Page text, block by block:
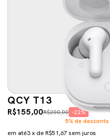
QCY T13
R$155,00R$200,00 -22%
5% de desconto
em até3x deR$51,67 sem juros